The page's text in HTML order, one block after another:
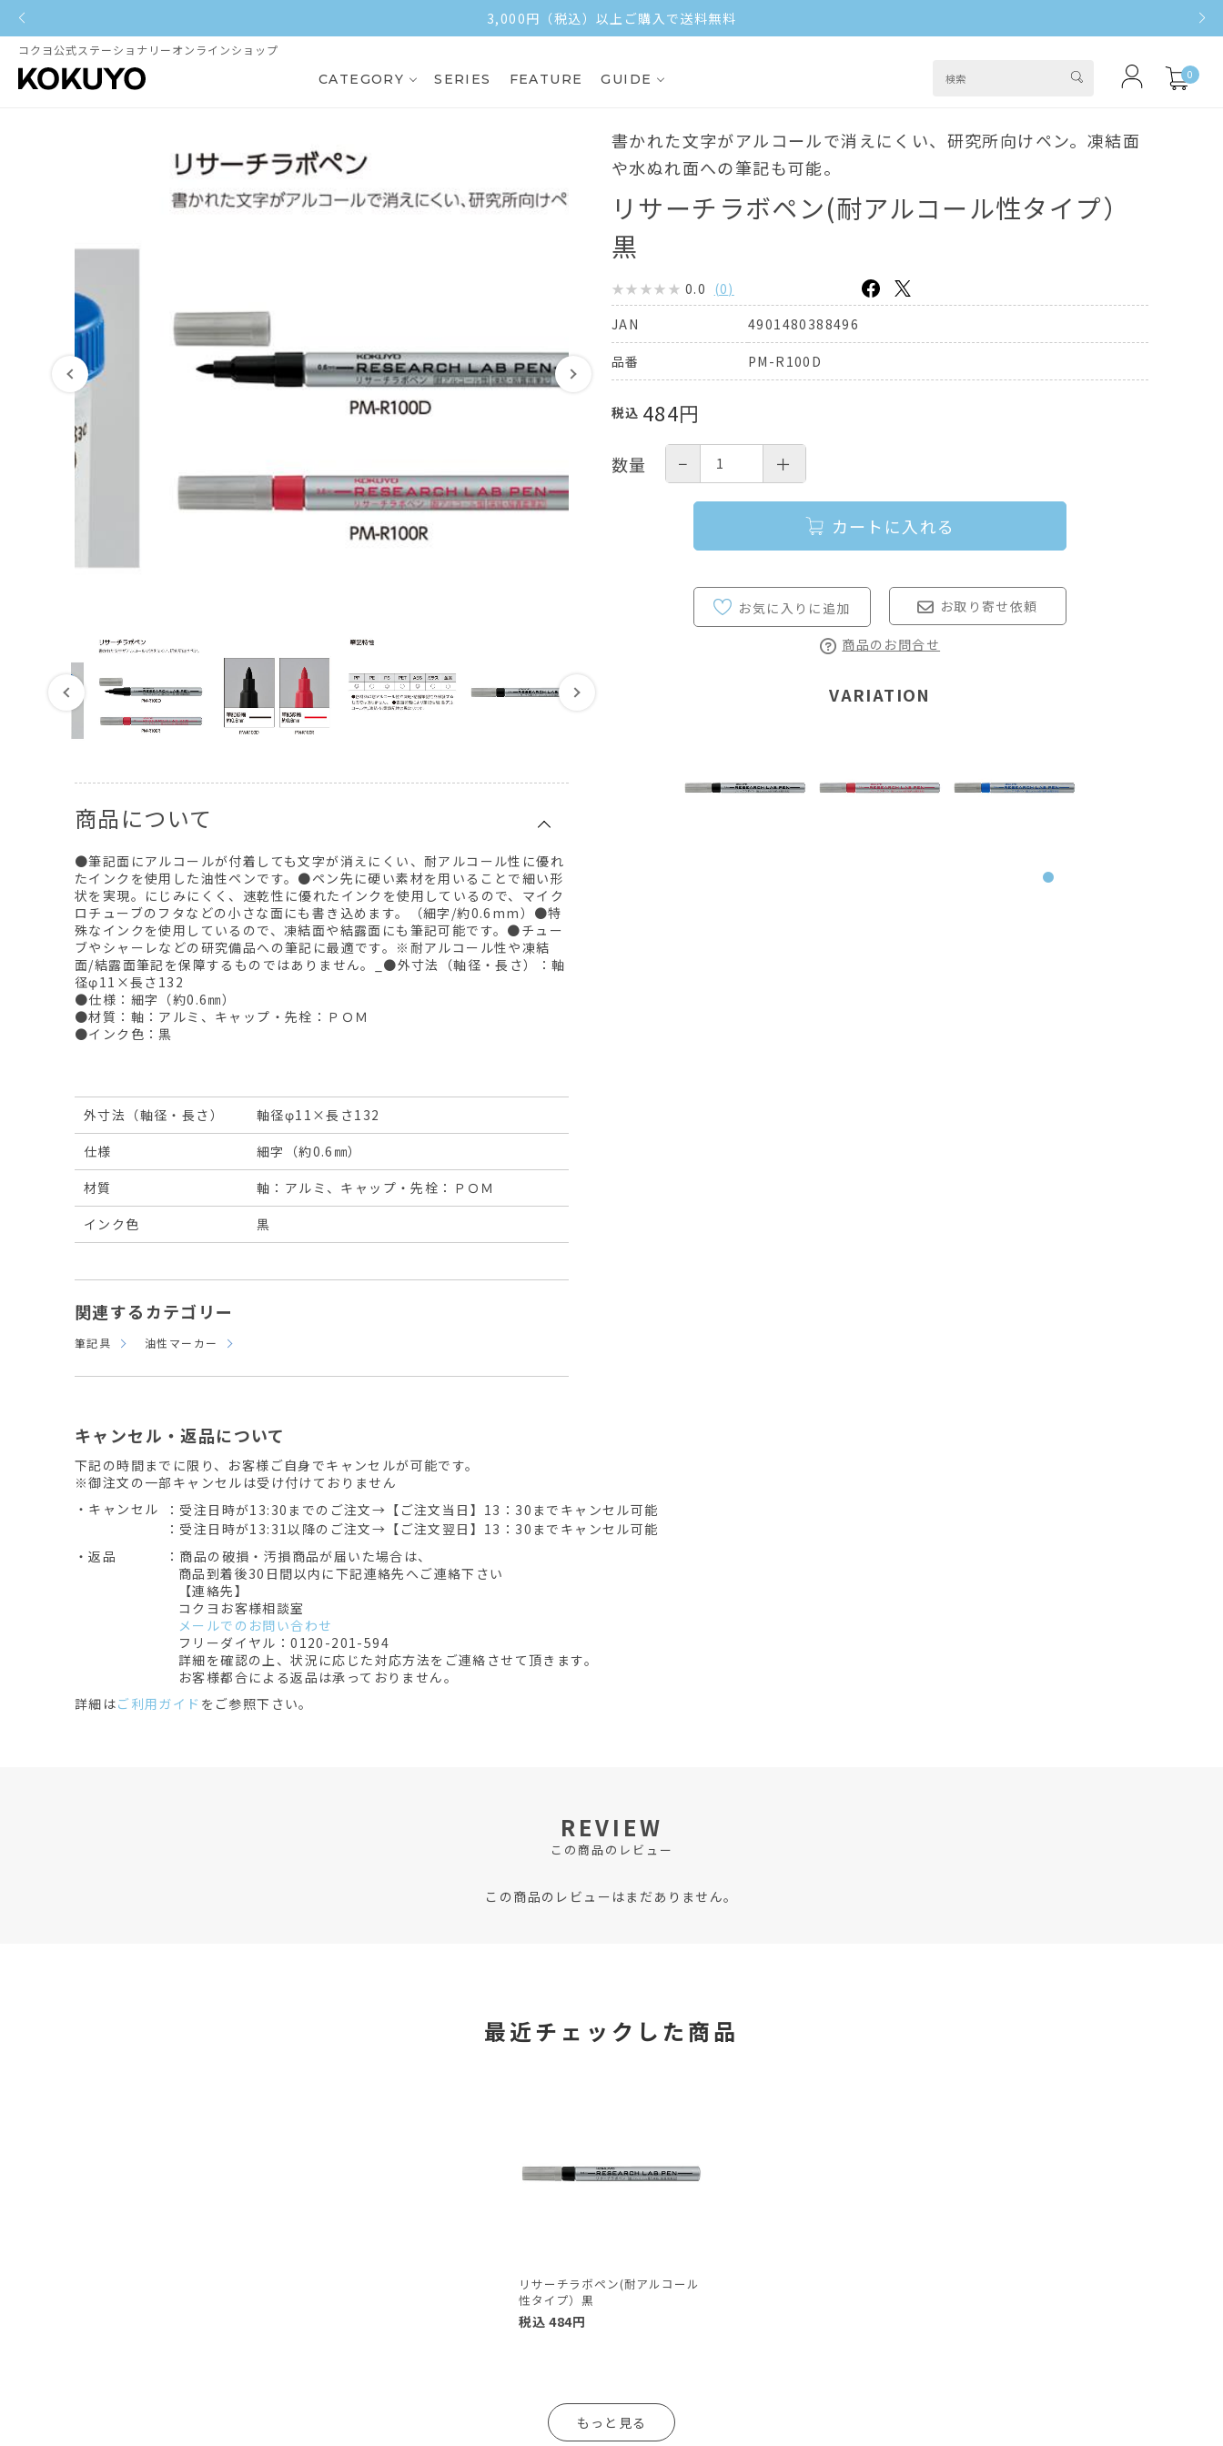
3,000円（税込）以上ご購入で送料無料
コクヨ公式ステーショナリーオンラインショップ
CATEGORY SERIES FEATURE GUIDE 0
商品について
●筆記面にアルコールが付着しても文字が消えにくい、耐アルコール性に優れ
たインクを使用した油性ペンです。●ペン先に硬い素材を用いることで細い形
状を実現。にじみにくく、速乾性に優れたインクを使用しているので、マイク
ロチューブのフタなどの小さな面にも書き込めます。（細字/約0.6mm）●特
殊なインクを使用しているので、凍結面や結露面にも筆記可能です。●チュー
ブやシャーレなどの研究備品への筆記に最適です。※耐アルコール性や凍結
面/結露面筆記を保障するものではありません。_●外寸法（軸径・長さ）：軸
径φ11×長さ132
●仕様：細字（約0.6㎜）
●材質：軸：アルミ、キャップ・先栓：ＰＯＭ
●インク色：黒
外寸法（軸径・長さ）
軸径φ11×長さ132
仕様
細字（約0.6㎜）
材質
軸：アルミ、キャップ・先栓：ＰＯＭ
インク色
黒
関連するカテゴリー
筆記具 油性マーカー
書かれた文字がアルコールで消えにくい、研究所向けペン。凍結面
や水ぬれ面への筆記も可能。
リサーチラボペン(耐アルコール性タイプ）
黒
0.0 (0)
JAN
4901480388496
品番 PM-R100D
税込 484円
数量 − ＋
カートに入れる
お取り寄せ依頼
商品のお問合せ
VARIATION
キャンセル・返品について
下記の時間までに限り、お客様ご自身でキャンセルが可能です。
※御注文の一部キャンセルは受け付けておりません
・キャンセル
：受注日時が13:30までのご注文→【ご注文当日】13：30までキャンセル可能
：受注日時が13:31以降のご注文→【ご注文翌日】13：30までキャンセル可能
・返品
：商品の破損・汚損商品が届いた場合は、
商品到着後30日間以内に下記連絡先へご連絡下さい
【連絡先】
コクヨお客様相談室
メールでのお問い合わせ
フリーダイヤル：0120-201-594
詳細を確認の上、状況に応じた対応方法をご連絡させて頂きます。
お客様都合による返品は承っておりません。
詳細はご利用ガイド をご参照下さい。
REVIEW
この商品のレビュー
この商品のレビューはまだありません。
最近チェックした商品
リサーチラボペン(耐アルコール
性タイプ）黒
税込 484円
もっと見る